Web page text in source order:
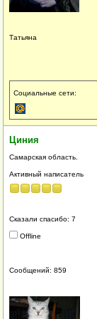
Татьяна
Социальные сети:
Циния
Самарская область.
Активный написатель
Сказали спасибо: 7
Offline
Сообщений: 859